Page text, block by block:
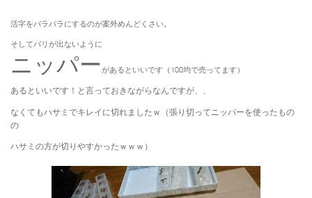
活字をバラバラにするのが案外めんどくさい。
そしてバリが出ないように
ニッパー があるといいです（100均で売ってます）
あるといいです！と言っておきながらなんですが、、
なくてもハサミでキレイに切れましたｗ（張り切ってニッパーを使ったもの
の
ハサミの方が切りやすかったｗｗｗ）